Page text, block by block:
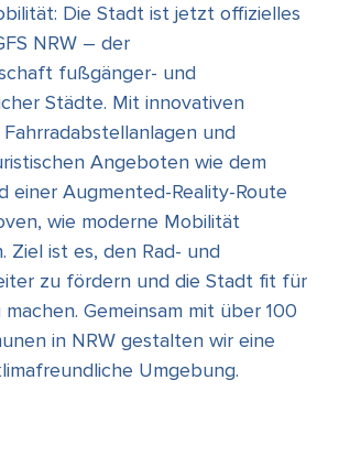
Die Stadt ist jetzt offizielles
NRW – der
fußgänger- und
Städte. Mit innovativen
und
Angeboten wie dem
einer Augmented-Reality-Route
wie moderne Mobilität
Ziel ist es, den Rad- und
zu fördern und die Stadt fit für
Gemeinsam mit über 100
in NRW gestalten wir eine
Umgebung.